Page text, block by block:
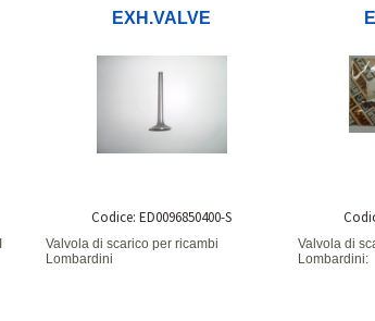
EXH.VALVE
Codice: ED0096850400-S
Valvola di scarico per ricambi
Lombardini
Valvola di
Lombardini: